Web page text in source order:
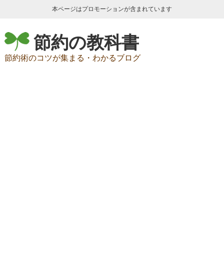
本ページはプロモーションが含まれています
節約の教科書
節約術のコツが集まる・わかるブログ